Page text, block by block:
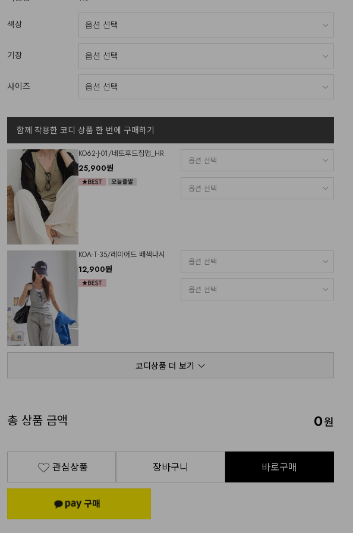
색상
기장
사이즈
함께 착용한 코디 상품 한 번에 구매하기
KO62-J-01/네트후드집업_HR
25,900원
KOA-T-35/레이어드 배색나시
12,900원
코디상품 더 보기
총 상품 금액 0원
관심상품 장바구니 바로구매